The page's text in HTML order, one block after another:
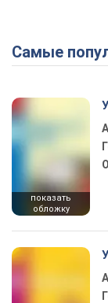
Самые
показать
обложку